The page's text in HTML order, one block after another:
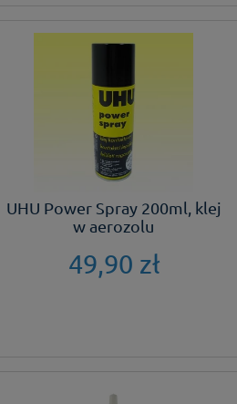
UHU Power Spray 200ml, klej
w aerozolu
49,90 zł